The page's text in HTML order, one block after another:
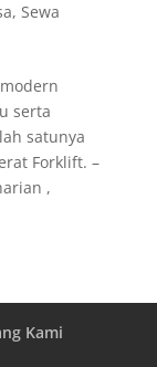
, Sewa
serta
satunya
Forklift. –
,
Kami